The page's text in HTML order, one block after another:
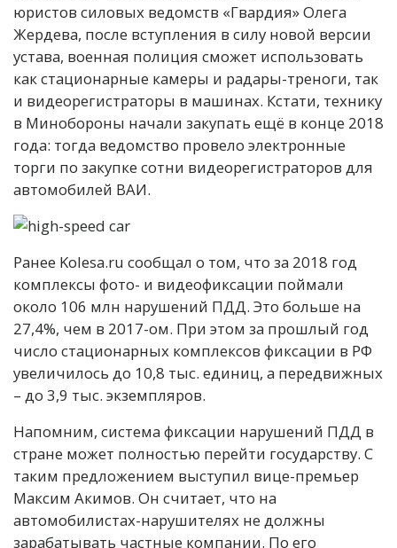
юристов силовых ведомств «Гвардия» Олега
Жердева, после вступления в силу новой версии
устава, военная полиция сможет использовать
как стационарные камеры и радары-треноги, так
и видеорегистраторы в машинах. Кстати, технику
в Минобороны начали закупать ещё в конце 2018
года: тогда ведомство провело электронные
торги по закупке сотни видеорегистраторов для
автомобилей ВАИ.
Ранее Kolesa.ru сообщал о том, что за 2018 год
комплексы фото- и видеофиксации поймали
около 106 млн нарушений ПДД. Это больше на
27,4%, чем в 2017-ом. При этом за прошлый год
число стационарных комплексов фиксации в РФ
увеличилось до 10,8 тыс. единиц, а передвижных
– до 3,9 тыс. экземпляров.
Напомним, система фиксации нарушений ПДД в
стране может полностью перейти государству. С
таким предложением выступил вице-премьер
Максим Акимов. Он считает, что на
автомобилистах-нарушителях не должны
зарабатывать частные компании. По его